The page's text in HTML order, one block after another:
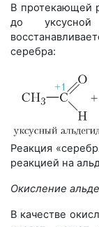
В протекающей
до
серебра:
Реакция
реакцией на
Окисление
В качестве